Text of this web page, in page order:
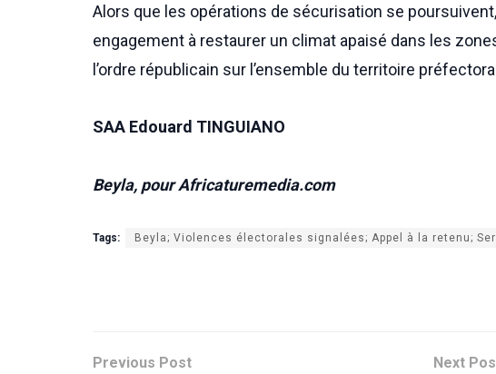
Alors que les opérations de sécurisation se
engagement à restaurer un climat apaisé dans les
l’ordre républicain sur l’ensemble du territoire
SAA Edouard TINGUIANO
Beyla, pour Africaturemedia.com
Tags: Beyla; Violences électorales signalées; Appel à la retenu;
Previous Post
Next